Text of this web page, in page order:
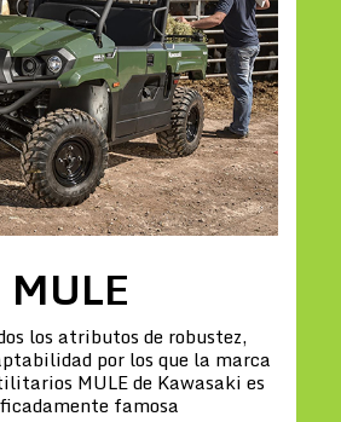
MULE
los atributos de robustez,
por los que la marca
MULE de Kawasaki es
famosa